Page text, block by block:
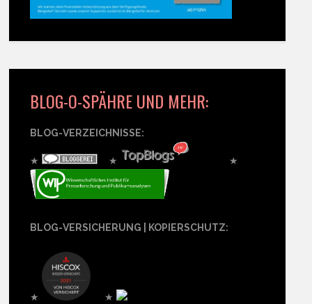
BLOG-O-SPÄHRE UND MEHR:
BLOG-VERZEICHNISSE:
★ ★ ★
BLOG-VERSICHERUNG | KOPIERSCHUTZ:
★ ★